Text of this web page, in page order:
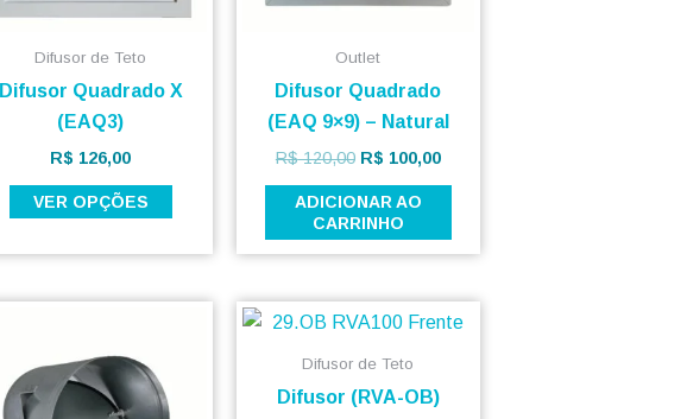
Difusor de Teto
Difusor Quadrado X
(EAQ3)
R$ 126,00
VER OPÇÕES
podem
escolhidas
Outlet
Difusor Quadrado
(EAQ 9×9) – Natural
R$120,00 R$ 100,00
ADICIONAR AO
CARRINHO
Difusor de Teto
Difusor (RVA-OB)
Este
várias